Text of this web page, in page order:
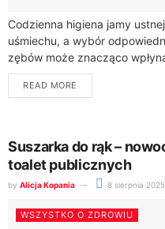
Codzienna higiena jamy
uśmiechu, a wybór
zębów może znacząco
kilku lat coraz większym
szczoteczki...
READ MORE
Suszarka do rąk –
toalet publicznych
by Alicja Kopania 8 sierpnia 2025
WSZYSTKO O ZDROWIU